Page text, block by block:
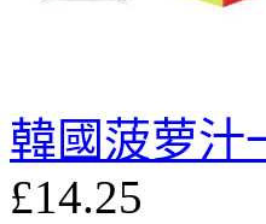
韓國菠萝汁
£14.25